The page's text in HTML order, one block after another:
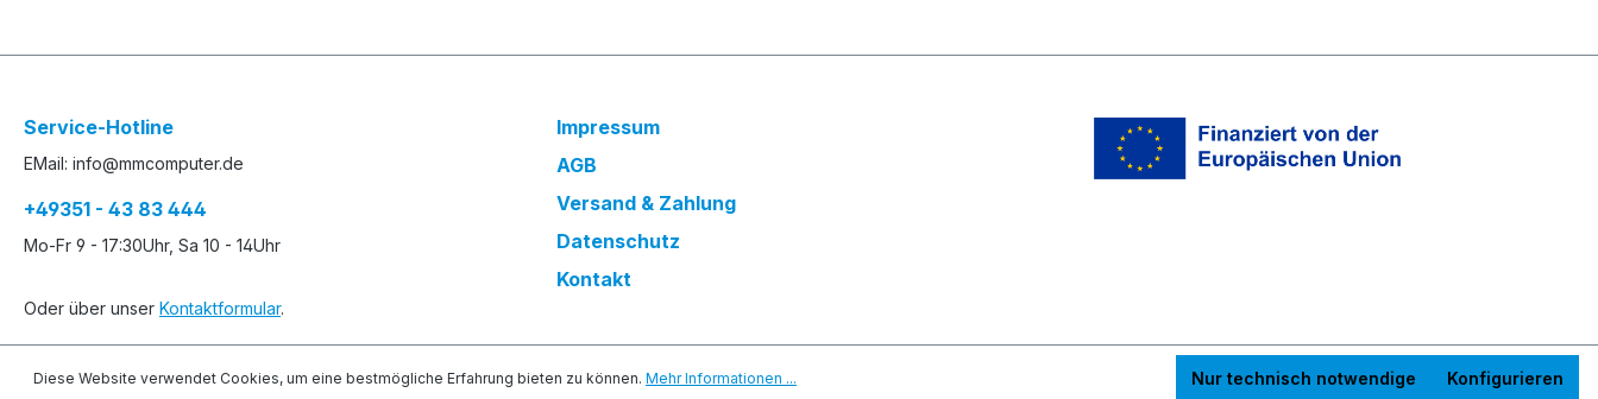
Service-Hotline
EMail: info@mmcomputer.de
+49351 - 43 83 444
Mo-Fr 9 - 17:30Uhr, Sa 10 - 14Uhr
Oder über unser Kontaktformular.
Impressum
AGB
Versand & Zahlung
Datenschutz
Kontakt
Diese Website verwendet Cookies, um eine bestmögliche Erfahrung bieten zu können. Mehr Informationen ... Nur technisch notwendige Konfigurieren